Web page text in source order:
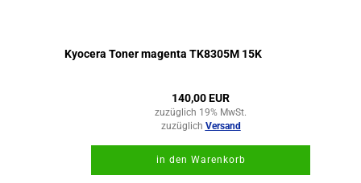
Kyocera Toner magenta TK8305M 15K
140,00 EUR
zuzüglich 19% MwSt.
zuzüglich Versand
in den Warenkorb